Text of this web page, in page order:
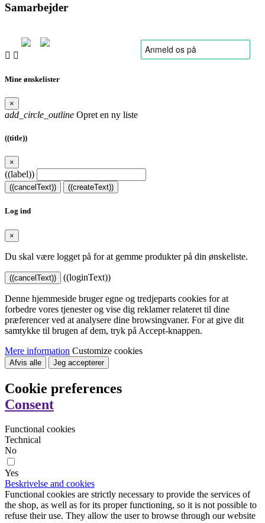
Samarbejder
 
Mine ønskelister
×
add_circle_outline Opret en ny liste
((title))
×
((label))
((cancelText)) ((createText))
Log ind
×
Du skal være logget på for at gemme produkter på din ønskeliste.
((cancelText)) ((loginText))
Denne hjemmeside bruger egne og tredjeparts cookies for at
forbedre vores tjenester og vise dig reklamer relateret til dine
præferencer ved at analysere dine browsingvaner. For at give dit
samtykke til brugen af dem, tryk på Accept-knappen.
Mere information Customize cookies
Afvis alle Jeg accepterer
Cookie preferences
Consent
Functional cookies
Technical
No
Yes
Beskrivelse and cookies
Functional cookies are strictly necessary to provide the services of
the shop, as well as for its proper functioning, so it is not possible to
refuse their use. They allow the user to browse through our website